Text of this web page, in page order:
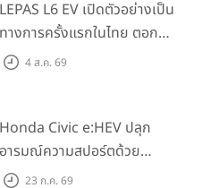
LEPAS L6 EV เปิดตัวอย่างเป็น
ทางการครั้งแรกในไทย ตอกย้ำ
วิสัยทัศน์ “Drive Your
4 ส.ค. 69
Honda Civic e:HEV ปลุก
อารมณ์ความสปอร์ตด้วย
Honda S+ Shift ครั้งแรกใน
23 ก.ค. 69